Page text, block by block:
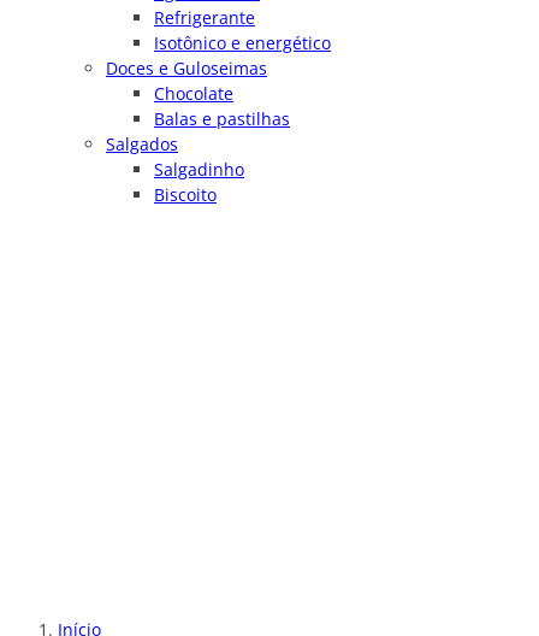
Refrigerante
Isotônico e energético
Doces e Guloseimas
Chocolate
Balas e pastilhas
Salgados
Salgadinho
Biscoito
Início